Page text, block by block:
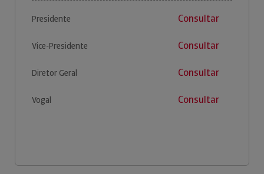
Presidente Consultar
Vice-Presidente Consultar
Diretor Geral Consultar
Vogal Consultar